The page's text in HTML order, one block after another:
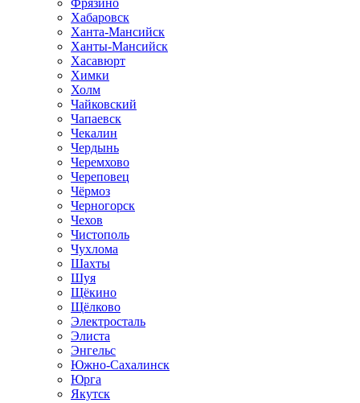
Фрязино
Хабаровск
Ханта-Мансийск
Ханты-Мансийск
Хасавюрт
Химки
Холм
Чайковский
Чапаевск
Чекалин
Чердынь
Черемхово
Череповец
Чёрмоз
Черногорск
Чехов
Чистополь
Чухлома
Шахты
Шуя
Щёкино
Щёлково
Электросталь
Элиста
Энгельс
Южно-Сахалинск
Юрга
Якутск